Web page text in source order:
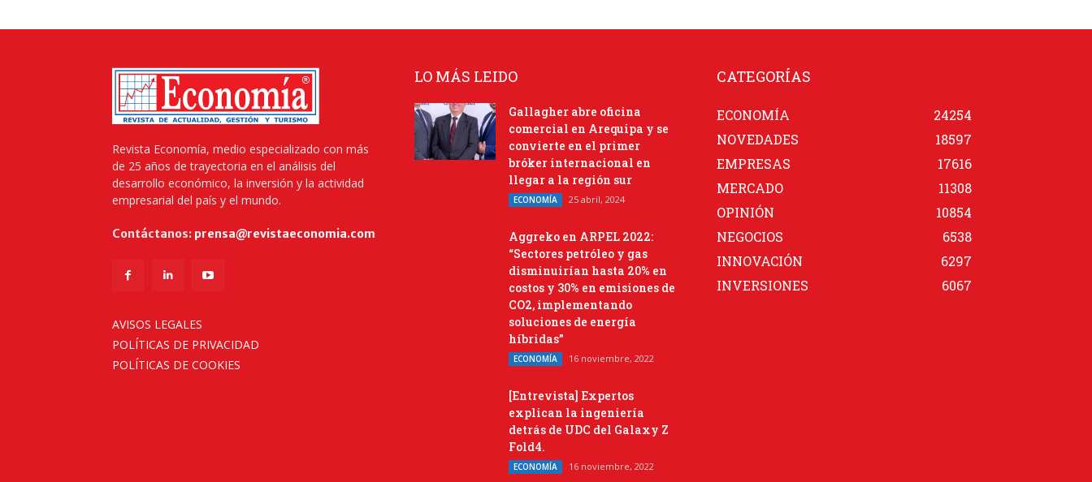
Revista Economía, medio especializado con más
de 25 años de trayectoria en el análisis del
desarrollo económico, la inversión y la actividad
empresarial del país y el mundo.
Contáctanos: prensa@revistaeconomia.com
AVISOS LEGALES
POLÍTICAS DE PRIVACIDAD
POLÍTICAS DE COOKIES
LO MÁS LEIDO
Gallagher abre oficina
comercial en Arequipa y se
convierte en el primer
bróker internacional en
llegar a la región sur
ECONOMÍA 25 abril, 2024
Aggreko en ARPEL 2022:
“Sectores petróleo y gas
disminuirían hasta 20% en
costos y 30% en emisiones de
CO2, implementando
soluciones de energía
híbridas”
ECONOMÍA 16 noviembre, 2022
[Entrevista] Expertos
explican la ingeniería
detrás de UDC del Galaxy Z
Fold4.
ECONOMÍA 16 noviembre, 2022
CATEGORÍAS
ECONOMÍA
24254
NOVEDADES
18597
EMPRESAS
17616
MERCADO
11308
OPINIÓN
10854
NEGOCIOS
6538
INNOVACIÓN
6297
INVERSIONES
6067